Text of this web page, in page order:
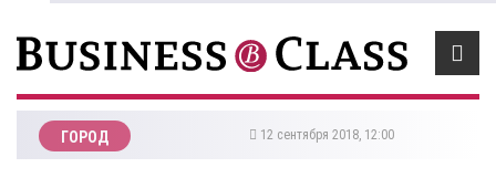
ГОРОД 12 сентября 2018, 12:00